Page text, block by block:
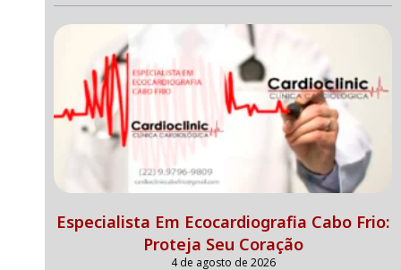
Especialista Em Ecocardiografia Cabo Frio:
Proteja Seu Coração
4 de agosto de 2026